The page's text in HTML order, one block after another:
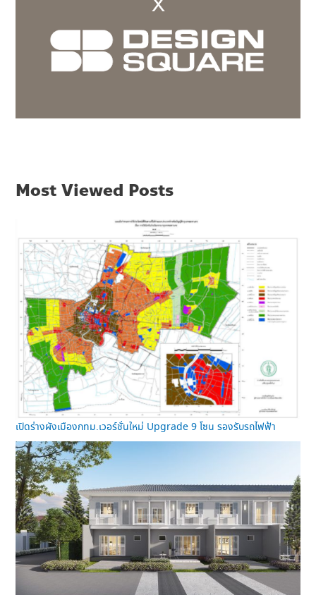
Most Viewed Posts
เปิดร่างผังเมืองกทม.เวอร์ชั่นใหม่ Upgrade 9 โซน รองรับรถไฟฟ้า